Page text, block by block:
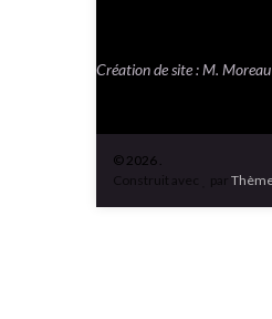
Création de site : M. Moreau
© 2026 .
Construit avec
par